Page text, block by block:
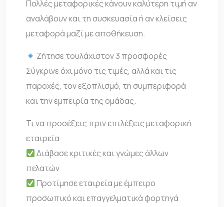
Πολλές μεταφορικές κάνουν καλύτερη τιμή αν
αναλάβουν και τη συσκευασία ή αν κλείσεις
μεταφορά μαζί με αποθήκευση.
Ζήτησε τουλάχιστον 3 προσφορές
Σύγκρινε όχι μόνο τις τιμές, αλλά και τις
παροχές, τον εξοπλισμό, τη συμπεριφορά
και την εμπειρία της ομάδας.
Τι να προσέξεις πριν επιλέξεις μεταφορική
εταιρεία
Διάβασε κριτικές και γνώμες άλλων
πελατών
Προτίμησε εταιρεία με έμπειρο
προσωπικό και επαγγελματικά φορτηγά